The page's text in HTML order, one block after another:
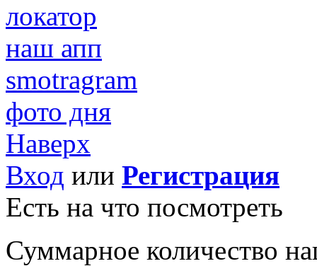
локатор
наш апп
smotragram
фото дня
Наверх
Вход или Регистрация
Есть на что посмотреть
Суммарное количество